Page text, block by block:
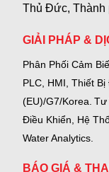
Thủ Đức, Thành
GIẢI PHÁP &
Phân Phối Cảm
PLC, HMI, Thiết Bị
(EU)/G7/Korea. Tư
Điều Khiển, Hệ
Water Analytics.
BÁO GIÁ &